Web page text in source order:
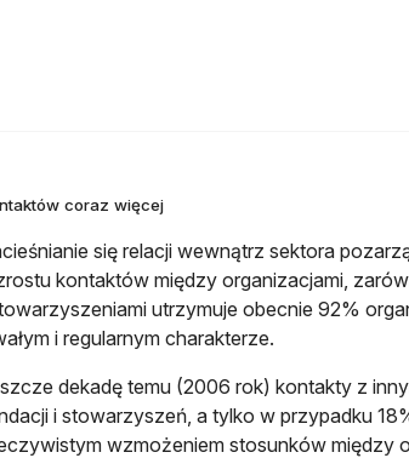
coraz więcej
się relacji wewnątrz sektora
kontaktów między organizacjami,
utrzymuje obecnie 92%
i regularnym charakterze.
dekadę temu (2006 rok) kontakty z
i stowarzyszeń, a tylko w przypadku
wzmożeniem stosunków między